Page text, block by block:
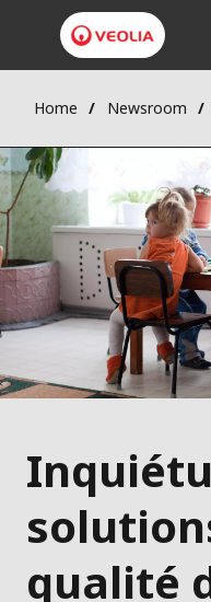
Home Newsroom
qualité